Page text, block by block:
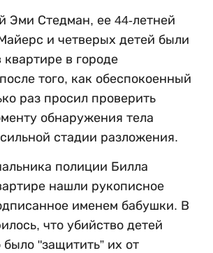
Эми Стедман, ее 44-летней
и четверых детей были
в городе
того, как обеспокоенный
раз просил проверить
обнаружения тела
стадии разложения.
полиции Билла
нашли рукописное
именем бабушки. В
что убийство детей
"защитить” их от